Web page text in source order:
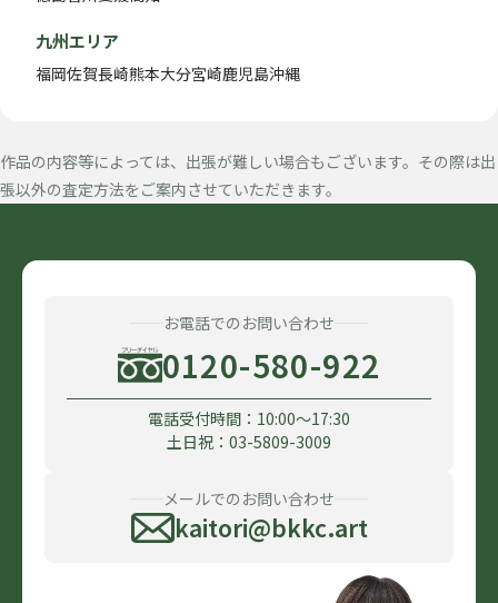
九州エリア
福岡佐賀長崎熊本大分宮崎鹿児島沖縄
作品の内容等によっては、出張が難しい場合もございます。その際は出
張以外の査定方法をご案内させていただきます。
お電話でのお問い合わせ
0120-580-922
電話受付時間：10:00〜17:30
土日祝：03-5809-3009
メールでのお問い合わせ
kaitori@bkkc.art